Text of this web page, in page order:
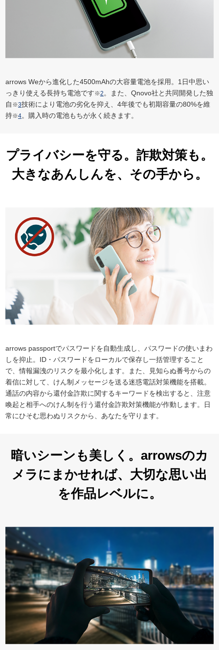
arrows Weから進化した4500mAhの大容量電池を採用。1日中思い
っきり使える長持ち電池です※2 。また、Qnovo社と共同開発した独
自 ※3技術により電池の劣化を抑え、4年後でも初期容量の80%を維
持※4。購入時の電池もちが永く続きます。
プライバシーを守る。詐欺対策も。
大きなあんしんを、その手から。
arrows passportでパスワードを自動生成し、パスワードの使いまわ
しを抑止。ID・パスワードをローカルで保存し一括管理すること
で、情報漏洩のリスクを最小化します。また、見知らぬ番号からの
着信に対して、けん制メッセージを送る迷惑電話対策機能を搭載。
通話の内容から還付金詐欺に関するキーワードを検出すると、注意
喚起と相手へのけん制を行う還付金詐欺対策機能が作動します。日
常にひそむ思わぬリスクから、あなたを守ります。
暗いシーンも美しく。arrowsのカ
メラにまかせれば、大切な思い出
を作品レベルに。